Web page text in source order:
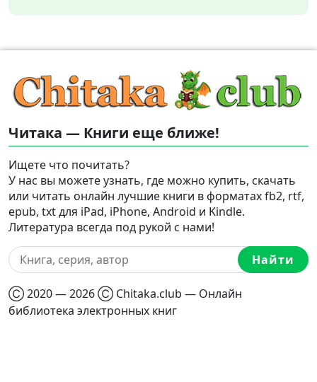
Читака — Книги еще ближе!
Ищете что почитать?
У нас вы можете узнать, где можно купить, скачать
или читать онлайн лучшие книги в форматах fb2, rtf,
epub, txt для iPad, iPhone, Android и Kindle.
Литература всегда под рукой с нами!
Найти
Ⓒ 2020 — 2026 Ⓒ Chitaka.club — Онлайн
библиотека электронных книг